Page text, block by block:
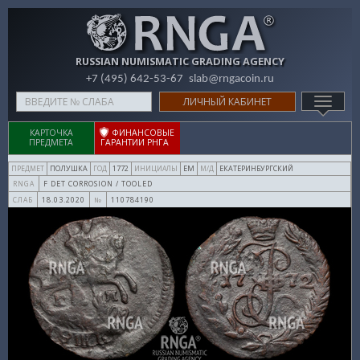
RUSSIAN NUMISMATIC GRADING AGENCY
+7 (495) 642-53-67 slab@rngacoin.ru
Type
your
search
here
ЛИЧНЫЙ КАБИНЕТ
КАРТОЧКА
ПРЕДМЕТА
ФИНАНСОВЫЕ
ГАРАНТИИ РНГА
ПРЕДМЕТ ПОЛУШКА ГОД 1772 ИНИЦИАЛЫ ЕМ М/Д ЕКАТЕРИНБУРГСКИЙ
RNGA F DET CORROSION / TOOLED
СЛАБ 18.03.2020 № 110784190